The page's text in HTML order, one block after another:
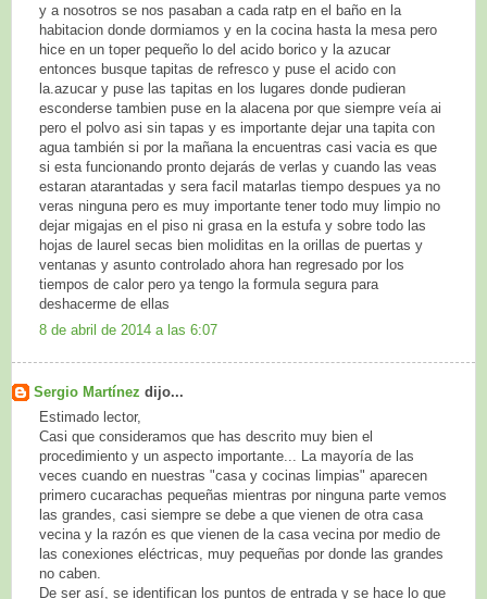
y a nosotros se nos pasaban a cada ratp en el baño en la
habitacion donde dormiamos y en la cocina hasta la mesa pero
hice en un toper pequeño lo del acido borico y la azucar
entonces busque tapitas de refresco y puse el acido con
la.azucar y puse las tapitas en los lugares donde pudieran
esconderse tambien puse en la alacena por que siempre veía ai
pero el polvo asi sin tapas y es importante dejar una tapita con
agua también si por la mañana la encuentras casi vacia es que
si esta funcionando pronto dejarás de verlas y cuando las veas
estaran atarantadas y sera facil matarlas tiempo despues ya no
veras ninguna pero es muy importante tener todo muy limpio no
dejar migajas en el piso ni grasa en la estufa y sobre todo las
hojas de laurel secas bien moliditas en la orillas de puertas y
ventanas y asunto controlado ahora han regresado por los
tiempos de calor pero ya tengo la formula segura para
deshacerme de ellas
8 de abril de 2014 a las 6:07
Sergio Martínez dijo...
Estimado lector,
Casi que consideramos que has descrito muy bien el
procedimiento y un aspecto importante... La mayoría de las
veces cuando en nuestras "casa y cocinas limpias" aparecen
primero cucarachas pequeñas mientras por ninguna parte vemos
las grandes, casi siempre se debe a que vienen de otra casa
vecina y la razón es que vienen de la casa vecina por medio de
las conexiones eléctricas, muy pequeñas por donde las grandes
no caben.
De ser así, se identifican los puntos de entrada y se hace lo que